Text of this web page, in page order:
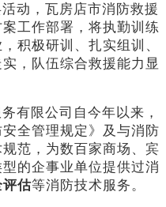
动，瓦房店市消防救援
工作部署，将执勤训练
积极研训、扎实组训、
，队伍综合救援能力显
有限公司自今年以来，
全管理规定》及与消防
范，为数百家商场、宾
的企事业单位提供过消
评估等消防技术服务。